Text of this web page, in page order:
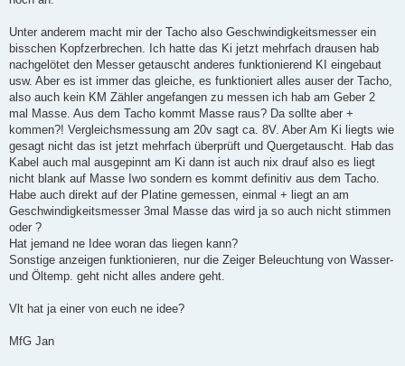
Unter anderem macht mir der Tacho also Geschwindigkeitsmesser ein
bisschen Kopfzerbrechen. Ich hatte das Ki jetzt mehrfach drausen hab
nachgelötet den Messer getauscht anderes funktionierend KI eingebaut
usw. Aber es ist immer das gleiche, es funktioniert alles auser der Tacho,
also auch kein KM Zähler angefangen zu messen ich hab am Geber 2
mal Masse. Aus dem Tacho kommt Masse raus? Da sollte aber +
kommen?! Vergleichsmessung am 20v sagt ca. 8V. Aber Am Ki liegts wie
gesagt nicht das ist jetzt mehrfach überprüft und Quergetauscht. Hab das
Kabel auch mal ausgepinnt am Ki dann ist auch nix drauf also es liegt
nicht blank auf Masse Iwo sondern es kommt definitiv aus dem Tacho.
Habe auch direkt auf der Platine gemessen, einmal + liegt an am
Geschwindigkeitsmesser 3mal Masse das wird ja so auch nicht stimmen
oder ?
Hat jemand ne Idee woran das liegen kann?
Sonstige anzeigen funktionieren, nur die Zeiger Beleuchtung von Wasser-
und Öltemp. geht nicht alles andere geht.
Vlt hat ja einer von euch ne idee?
MfG Jan